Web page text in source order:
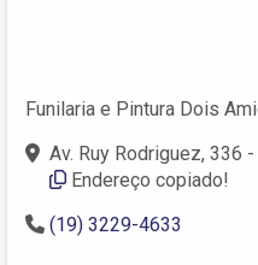
Funilaria e Pintura Dois
Av. Ruy Rodriguez, 336
Endereço copiado!
(19) 3229-4633